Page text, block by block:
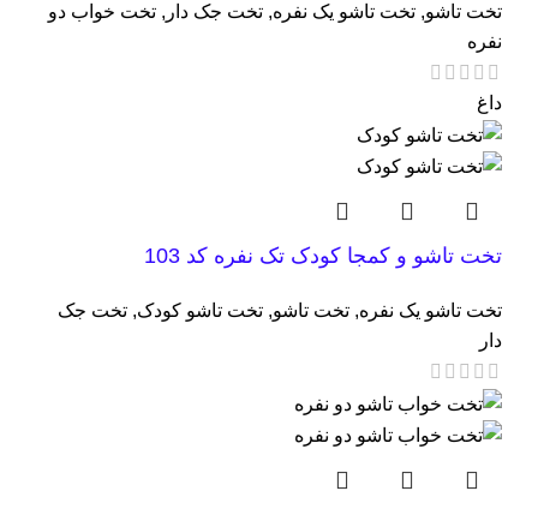
تخت تاشو, تخت تاشو یک نفره, تخت جک دار , تخت خواب دو
نفره
داغ
تخت تاشو و کمجا کودک تک نفره کد 103
تخت تاشو یک نفره, تخت تاشو, تخت تاشو کودک, تخت جک
دار